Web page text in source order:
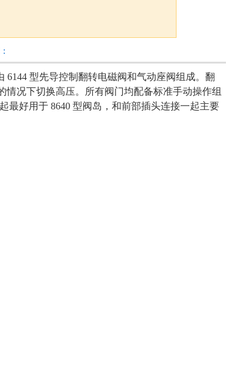
6144 型先导控制翻转电磁阀和气动座阀组成。翻
况下切换高压。所有阀门均配备标准手动操作组
最好用于 8640 型阀岛，和前部插头连接一起主要